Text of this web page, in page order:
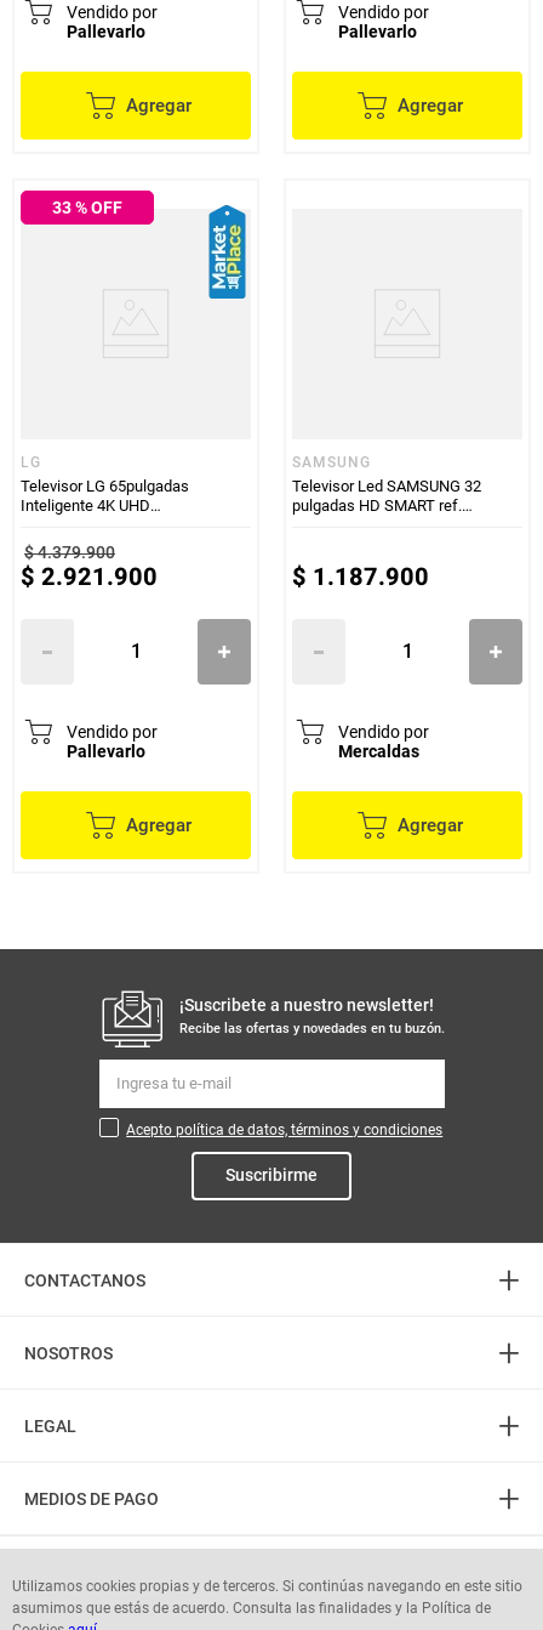
Utilizamos cookies propias y de terceros. Si continúas navegando en este sitio
asumimos que estás de acuerdo. Consulta las finalidades y la Política de
Vendido por
Pallevarlo
Agregar
Vendido por
Pallevarlo
Agregar
33% OFF
LG
Televisor LG 65pulgadas
Inteligente 4K UHD
$4.379.900
$ 2.921.900
Vendido por
Pallevarlo
Agregar
SAMSUNG
Televisor Led SAMSUNG 32
pulgadas HD SMART ref.
$ 1.187.900
Vendido por
Mercaldas
Agregar
¡Suscribete a nuestro newsletter!
Recibe las ofertas y novedades en tu buzón.
Acepto política de datos, términos y condiciones
Suscribirme
CONTACTANOS +
Atención telefónica
(606) 8850505
Horarios
Seguinos en:
NOSOTROS +
Acerca de Mercaldas
Contactenos
Digibonos
LEGAL +
Política de Privacidad
Términos y condiciones Actividades comerciales vigentes
MEDIOS DE PAGO +